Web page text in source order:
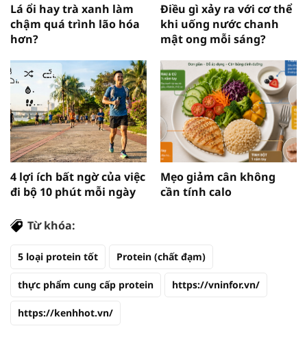
Lá ổi hay trà xanh làm
chậm quá trình lão hóa
hơn?
Điều gì xảy ra với cơ thể
khi uống nước chanh
mật ong mỗi sáng?
4 lợi ích bất ngờ của việc
đi bộ 10 phút mỗi ngày
Mẹo giảm cân không
cần tính calo
Từ khóa:
5 loại protein tốt Protein (chất đạm)
thực phẩm cung cấp protein https://vninfor.vn/
https://kenhhot.vn/